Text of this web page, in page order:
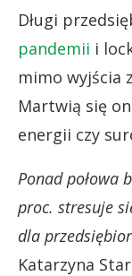
Długi
pandemii i
mimo wyjścia
Martwią się
energii czy
Ponad połowa
proc. stresuje
dla
Katarzyna